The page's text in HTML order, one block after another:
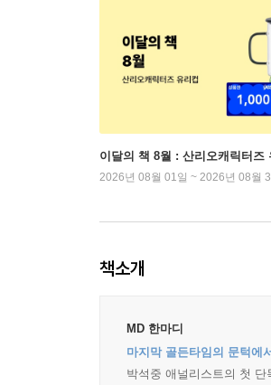
이달의 책 8월 : 산리오캐릭터즈
2026년 08월 01일 ~ 2026년 08월
책소개
MD 한마디
마지막 골든타임의 문턱에서
박석중 애널리스트의 첫